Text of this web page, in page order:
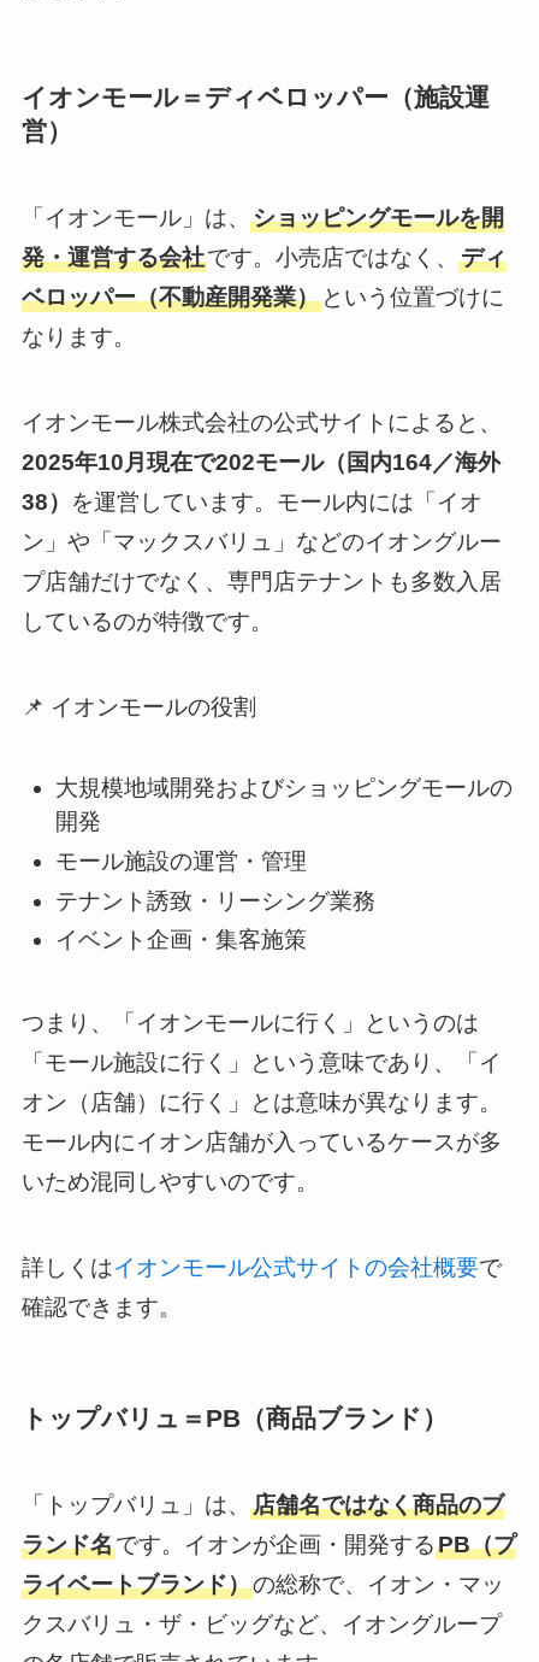
イオンモール＝ディベロッパー（施設運
営）
「イオンモール」は、 ショッピングモールを開
発・運営する会社です。小売店ではなく、 ディ
ベロッパー（不動産開発業）という位置づけに
なります。
イオンモール株式会社の公式サイトによると、
2025年10月現在で202モール（国内164／海外
38） を運営しています。モール内には「イオ
ン」や「マックスバリュ」などのイオングルー
プ店舗だけでなく、専門店テナントも多数入居
しているのが特徴です。
📌 イオンモールの役割
大規模地域開発およびショッピングモールの
開発
モール施設の運営・管理
テナント誘致・リーシング業務
イベント企画・集客施策
つまり、「イオンモールに行く」というのは
「モール施設に行く」という意味であり、「イ
オン（店舗）に行く」とは意味が異なります。
モール内にイオン店舗が入っているケースが多
いため混同しやすいのです。
詳しくはイオンモール公式サイトの会社概要で
確認できます。
トップバリュ＝PB（商品ブランド）
「トップバリュ」は、 店舗名ではなく商品のブ
ランド名です。イオンが企画・開発するPB（プ
ライベートブランド）の総称で、イオン・マッ
クスバリュ・ザ・ビッグなど、イオングループ